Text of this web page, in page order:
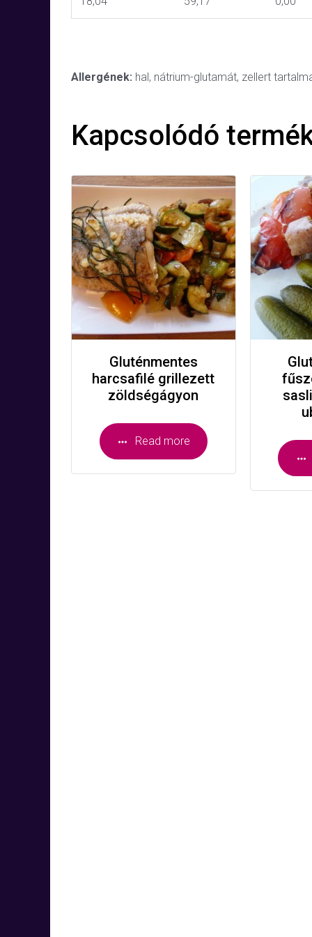
Allergének: hal, nátrium-glutamát, zellert
Kapcsolódó
Gluténmentes
harcsafilé grillezett
zöldségágyon
Read more